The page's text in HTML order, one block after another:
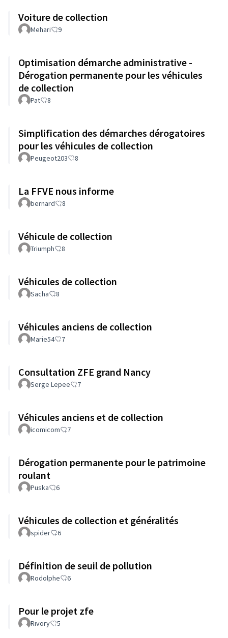
Voiture de collection
Mehari 9
Optimisation démarche administrative -
Dérogation permanente pour les véhicules
de collection
Pat 8
Simplification des démarches dérogatoires
pour les véhicules de collection
Peugeot203 8
La FFVE nous informe
bernard 8
Véhicule de collection
Triumph 8
Véhicules de collection
Sacha 8
Véhicules anciens de collection
Marie54 7
Consultation ZFE grand Nancy
Serge Lepee 7
Véhicules anciens et de collection
icomicom 7
Dérogation permanente pour le patrimoine
roulant
Puska 6
Véhicules de collection et généralités
spider 6
Définition de seuil de pollution
Rodolphe 6
Pour le projet zfe
Rivory 5